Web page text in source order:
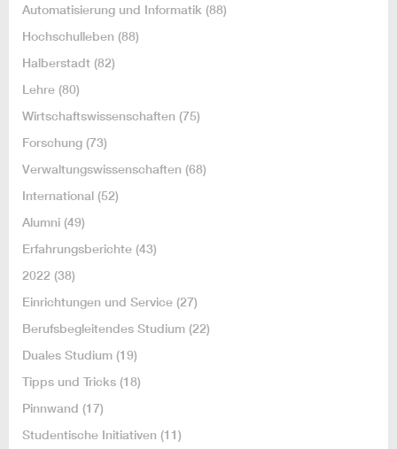
Automatisierung und Informatik (88)
Hochschulleben (88)
Halberstadt (82)
Lehre (80)
Wirtschaftswissenschaften (75)
Forschung (73)
Verwaltungswissenschaften (68)
International (52)
Alumni (49)
Erfahrungsberichte (43)
2022 (38)
Einrichtungen und Service (27)
Berufsbegleitendes Studium (22)
Duales Studium (19)
Tipps und Tricks (18)
Pinnwand (17)
Studentische Initiativen (11)